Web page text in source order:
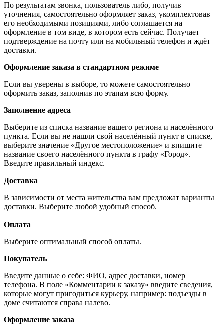
По результатам звонка, пользователь либо, получив
уточнения, самостоятельно оформляет заказ, укомплектовав
его необходимыми позициями, либо соглашается на
оформление в том виде, в котором есть сейчас. Получает
подтверждение на почту или на мобильный телефон и ждёт
доставки.
Оформление заказа в стандартном режиме
Если вы уверены в выборе, то можете самостоятельно
оформить заказ, заполнив по этапам всю форму.
Заполнение адреса
Выберите из списка название вашего региона и населённого
пункта. Если вы не нашли свой населённый пункт в списке,
выберите значение «Другое местоположение» и впишите
название своего населённого пункта в графу «Город».
Введите правильный индекс.
Доставка
В зависимости от места жительства вам предложат варианты
доставки. Выберите любой удобный способ.
Оплата
Выберите оптимальный способ оплаты.
Покупатель
Введите данные о себе: ФИО, адрес доставки, номер
телефона. В поле «Комментарии к заказу» введите сведения,
которые могут пригодиться курьеру, например: подъезды в
доме считаются справа налево.
Оформление заказа